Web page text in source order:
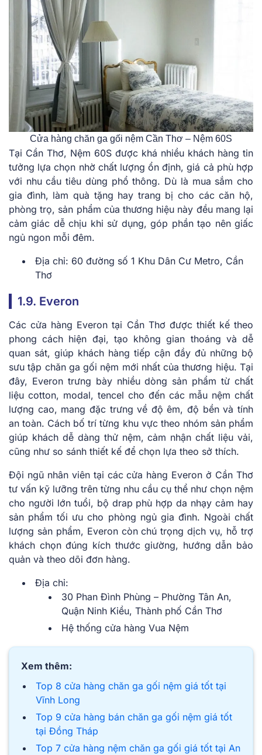
Cửa hàng chăn ga gối nệm Cần Thơ – Nệm 60S
Tại Cần Thơ, Nệm 60S được khá nhiều khách hàng tin
tưởng lựa chọn nhờ chất lượng ổn định, giá cả phù hợp
với nhu cầu tiêu dùng phổ thông. Dù là mua sắm cho
gia đình, làm quà tặng hay trang bị cho các căn hộ,
phòng trọ, sản phẩm của thương hiệu này đều mang lại
cảm giác dễ chịu khi sử dụng, góp phần tạo nên giấc
ngủ ngon mỗi đêm.
Địa chỉ: 60 đường số 1 Khu Dân Cư Metro, Cần
Thơ
1.9. Everon
Các cửa hàng Everon tại Cần Thơ được thiết kế theo
phong cách hiện đại, tạo không gian thoáng và dễ
quan sát, giúp khách hàng tiếp cận đầy đủ những bộ
sưu tập chăn ga gối nệm mới nhất của thương hiệu. Tại
đây, Everon trưng bày nhiều dòng sản phẩm từ chất
liệu cotton, modal, tencel cho đến các mẫu nệm chất
lượng cao, mang đặc trưng về độ êm, độ bền và tính
an toàn. Cách bố trí từng khu vực theo nhóm sản phẩm
giúp khách dễ dàng thử nệm, cảm nhận chất liệu vải,
cũng như so sánh thiết kế để chọn lựa theo sở thích.
Đội ngũ nhân viên tại các cửa hàng Everon ở Cần Thơ
tư vấn kỹ lưỡng trên từng nhu cầu cụ thể như chọn nệm
cho người lớn tuổi, bộ drap phù hợp da nhạy cảm hay
sản phẩm tối ưu cho phòng ngủ gia đình. Ngoài chất
lượng sản phẩm, Everon còn chú trọng dịch vụ, hỗ trợ
khách chọn đúng kích thước giường, hướng dẫn bảo
quản và theo dõi đơn hàng.
Địa chỉ:
30 Phan Đình Phùng – Phường Tân An,
Quận Ninh Kiều, Thành phố Cần Thơ
Hệ thống cửa hàng Vua Nệm
Xem thêm:
Top 8 cửa hàng chăn ga gối nệm giá tốt tại
Vĩnh Long
Top 9 cửa hàng bán chăn ga gối nệm giá tốt
tại Đồng Tháp
Top 7 cửa hàng nệm chăn ga gối giá tốt tại An